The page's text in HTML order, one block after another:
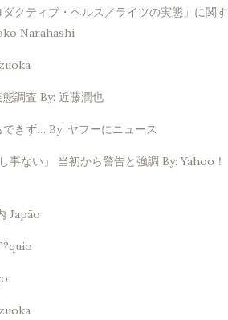
クティブ・ヘルス／ライツの実態」に関す
Narahashi
調査 By: 近藤潤也
きず… By: ヤフーにニュース
事ない」 当初から警告と強調 By: Yahoo！
Japão